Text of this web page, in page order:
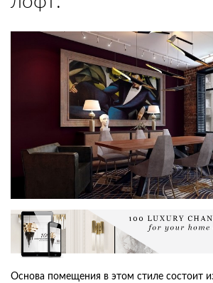
Основа помещения в этом стиле состоит